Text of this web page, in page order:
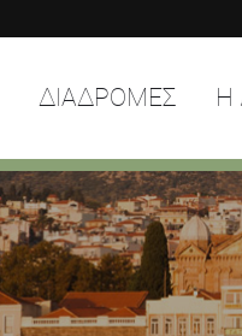
ΔΙΑΔΡΟΜΕΣ Η